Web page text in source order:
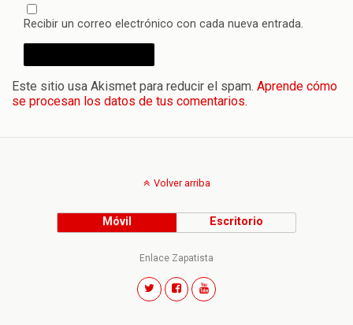
Recibir un correo electrónico con cada nueva entrada.
Este sitio usa Akismet para reducir el spam. Aprende cómo
se procesan los datos de tus comentarios.
Volver arriba
Móvil Escritorio
Enlace Zapatista